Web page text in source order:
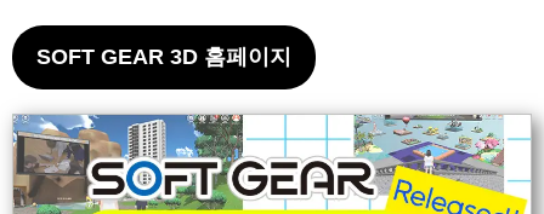
SOFT GEAR 3D 홈페이지